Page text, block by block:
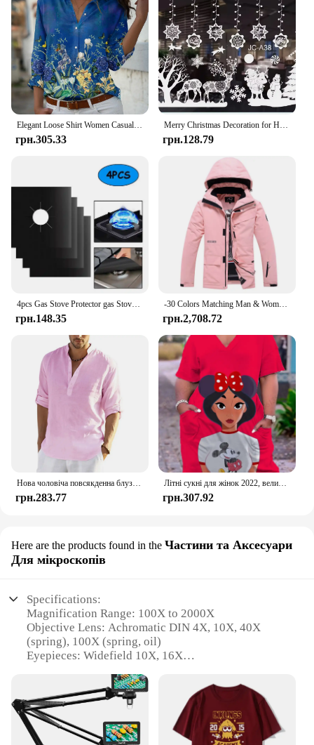
Elegant Loose Shirt Women Casual Women Shirts Temperament Long Sleeve Women Shirts
грн.305.33
Merry Christmas Decoration for Home 2025 Wall Window Sticker Ornaments Garland New Year Festoon Christmas Decoration 2024 Noel
грн.128.79
4pcs Gas Stove Protector gas Stove Cooker cover liner Sheild Clean Mat Kitchen Gas Stove Stovetop Protector Kitchen Accessories
грн.148.35
-30 Colors Matching Man & Woman Snow Wear 10k Waterproof Ski Suit Set Snowboard Clothing Outdoor Costumes Winter Jackets + Pants
грн.2,708.72
грн.283.77
Літні сукні для жінок 2022, великі розміри, жіночі сукні великих розмірів Disney, жіночі 7xl 8xl 9xl, жіночий одяг, велика елегантна сукня міді
грн.307.92
Here are the products found in the Частини та Аксесуари
Для мікроскопів
Specifications:
Magnification Range: 100X to 2000X
Objective Lens: Achromatic DIN 4X, 10X, 40X
(spring), 100X (spring, oil)
Eyepieces: Widefield 10X, 16X
Illumination: LED light with dimmer
Stand: Sturdy metal tripod stand
Features: